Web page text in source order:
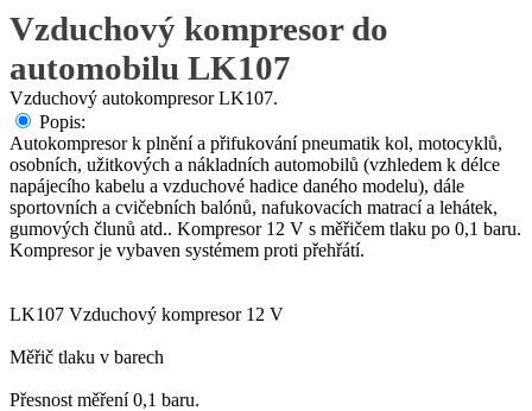
Vzduchový kompresor do
automobilu LK107
Vzduchový autokompresor LK107.
Popis:
Autokompresor k plnění a přifukování pneumatik kol, motocyklů,
osobních, užitkových a nákladních automobilů (vzhledem k délce
napájecího kabelu a vzduchové hadice daného modelu), dále
sportovních a cvičebních balónů, nafukovacích matrací a lehátek,
gumových člunů atd.. Kompresor 12 V s měřičem tlaku po 0,1 baru.
Kompresor je vybaven systémem proti přehřátí.
LK107 Vzduchový kompresor 12 V
Měřič tlaku v barech
Přesnost měření 0,1 baru.